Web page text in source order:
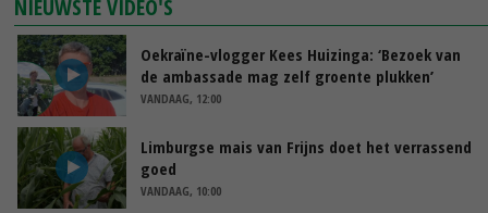
NIEUWSTE VIDEO'S
Oekraïne-vlogger Kees Huizinga: ‘Bezoek van
de ambassade mag zelf groente plukken’
VANDAAG, 12:00
Limburgse mais van Frijns doet het verrassend
goed
VANDAAG, 10:00